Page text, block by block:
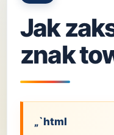
Jak
znak
„`html